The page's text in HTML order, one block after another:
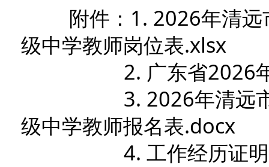
附件： 1. 2026年清
级中学教师岗位表.xlsx
2. 广东省2026
3. 2026年清远
级中学教师报名表.docx
4. 工作经历证